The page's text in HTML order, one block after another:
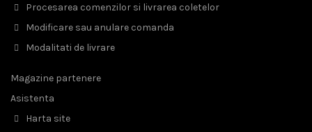
Procesarea comenzilor si livrarea coletelor
Modificare sau anulare comanda
Modalitati de livrare
Magazine partenere
Asistenta
Harta site